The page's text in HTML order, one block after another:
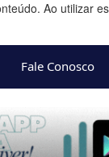
Ao utilizar
Fale Conosco